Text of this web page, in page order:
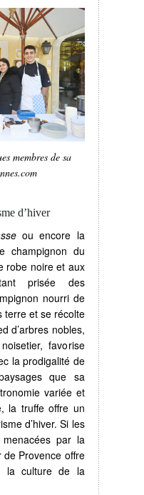
membres de sa
d’hiver
ou encore la
champignon du
robe noire et aux
prisée des
nourri de
terre et se récolte
d’arbres nobles,
favorise
la prodigalité de
que sa
variée et
la truffe offre un
d’hiver. Si les
par la
de Provence offre
la culture de la